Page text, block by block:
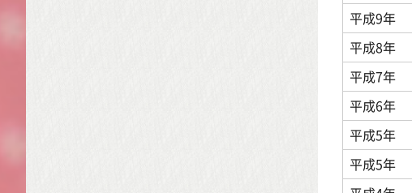
平成9年
平成8年
平成7年
平成6年
平成5年
平成5年